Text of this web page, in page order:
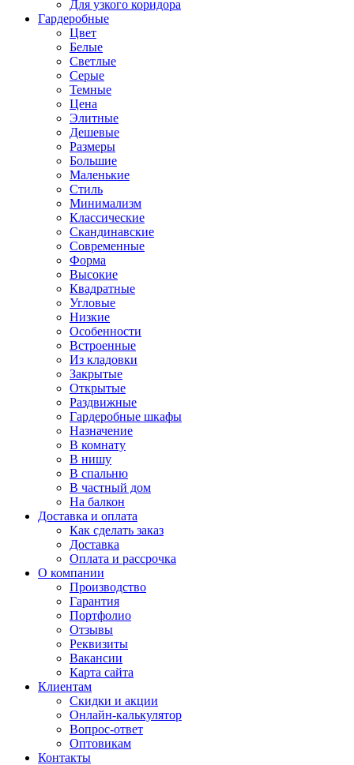
Для узкого коридора
Гардеробные
Цвет
Белые
Светлые
Серые
Темные
Цена
Элитные
Дешевые
Размеры
Большие
Маленькие
Стиль
Минимализм
Классические
Скандинавские
Современные
Форма
Высокие
Квадратные
Угловые
Низкие
Особенности
Встроенные
Из кладовки
Закрытые
Открытые
Раздвижные
Гардеробные шкафы
Назначение
В комнату
В нишу
В спальню
В частный дом
На балкон
Доставка и оплата
Как сделать заказ
Доставка
Оплата и рассрочка
О компании
Производство
Гарантия
Портфолио
Отзывы
Реквизиты
Вакансии
Карта сайта
Клиентам
Скидки и акции
Онлайн-калькулятор
Вопрос-ответ
Оптовикам
Контакты